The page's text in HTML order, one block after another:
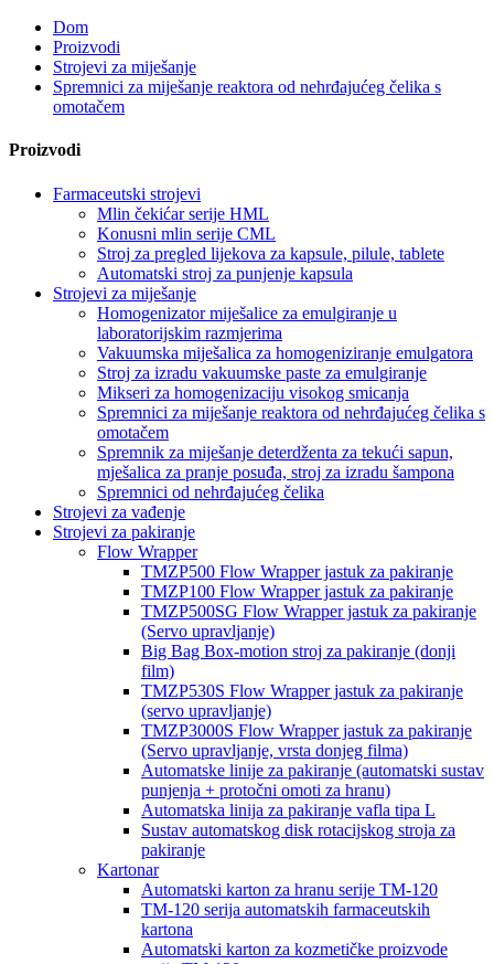
Dom
Proizvodi
Strojevi za miješanje
Spremnici za miješanje reaktora od nehrđajućeg čelika s
omotačem
Proizvodi
Farmaceutski strojevi
Mlin čekićar serije HML
Konusni mlin serije CML
Stroj za pregled lijekova za kapsule, pilule, tablete
Automatski stroj za punjenje kapsula
Strojevi za miješanje
Homogenizator miješalice za emulgiranje u
laboratorijskim razmjerima
Vakuumska miješalica za homogeniziranje emulgatora
Stroj za izradu vakuumske paste za emulgiranje
Mikseri za homogenizaciju visokog smicanja
Spremnici za miješanje reaktora od nehrđajućeg čelika s
omotačem
Spremnik za miješanje deterdženta za tekući sapun,
mješalica za pranje posuđa, stroj za izradu šampona
Spremnici od nehrđajućeg čelika
Strojevi za vađenje
Strojevi za pakiranje
Flow Wrapper
TMZP500 Flow Wrapper jastuk za pakiranje
TMZP100 Flow Wrapper jastuk za pakiranje
TMZP500SG Flow Wrapper jastuk za pakiranje
(Servo upravljanje)
Big Bag Box-motion stroj za pakiranje (donji
film)
TMZP530S Flow Wrapper jastuk za pakiranje
(servo upravljanje)
TMZP3000S Flow Wrapper jastuk za pakiranje
(Servo upravljanje, vrsta donjeg filma)
Automatske linije za pakiranje (automatski sustav
punjenja + protočni omoti za hranu)
Automatska linija za pakiranje vafla tipa L
Sustav automatskog disk rotacijskog stroja za
pakiranje
Kartonar
Automatski karton za hranu serije TM-120
TM-120 serija automatskih farmaceutskih
kartona
Automatski karton za kozmetičke proizvode